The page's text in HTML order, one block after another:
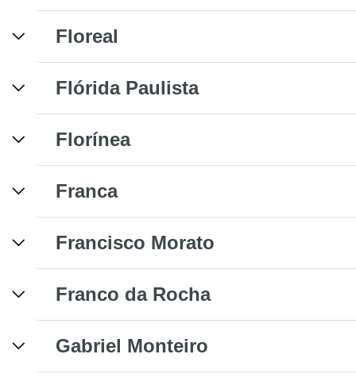
Floreal
Flórida Paulista
Florínea
Franca
Francisco Morato
Franco da Rocha
Gabriel Monteiro